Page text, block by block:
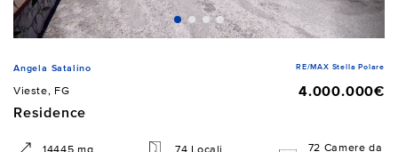
Angela Satalino RE/MAX Stella Polare
Vieste, FG
4.000.000€
Residence
72 Camere da